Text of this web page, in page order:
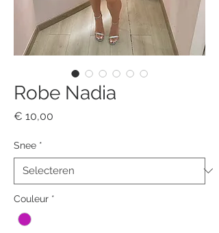
Robe Nadia
€ 10,00
Snee *
Couleur *